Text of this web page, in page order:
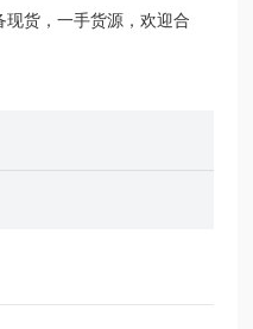
货，一手货源，欢迎合